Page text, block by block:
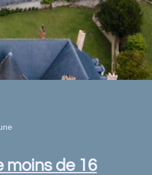
moins de 16